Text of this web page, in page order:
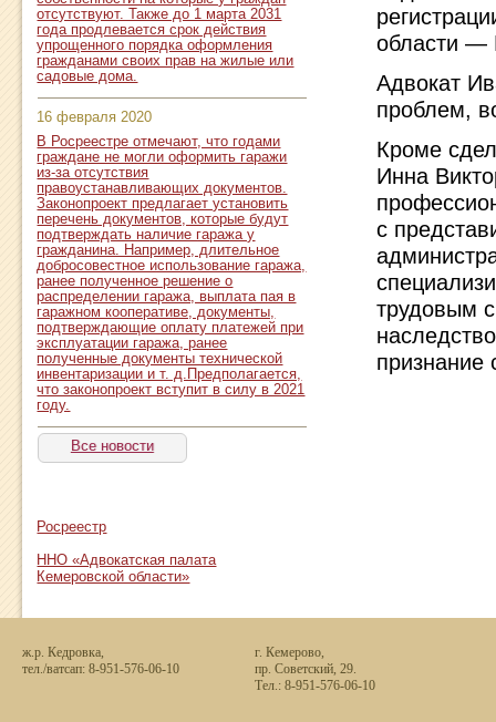
отсутствуют. Также до 1 марта 2031
года продлевается срок действия
упрощенного порядка оформления
гражданами своих прав на жилые или
садовые дома.
16 февраля 2020
В Росреестре отмечают, что годами
граждане не могли оформить гаражи
из-за отсутствия
правоустанавливающих документов.
Законопроект предлагает установить
перечень документов, которые будут
подтверждать наличие гаража у
гражданина. Например, длительное
добросовестное использование гаража,
ранее полученное решение о
распределении гаража, выплата пая в
гаражном кооперативе, документы,
подтверждающие оплату платежей при
эксплуатации гаража, ранее
полученные документы технической
инвентаризации и т. д.Предполагается,
что законопроект вступит в силу в 2021
году.
Все новости
Росреестр
ННО «Адвокатская палата
Кемеровской области»
области —
Адвокат
проблем,
Кроме
Инна
с
трудовым
признание
ж.р. Кедровка,
тел./ватсап: 8-951-576-06-10
г. Кемерово,
пр. Советский, 29.
Тел.: 8-951-576-06-10